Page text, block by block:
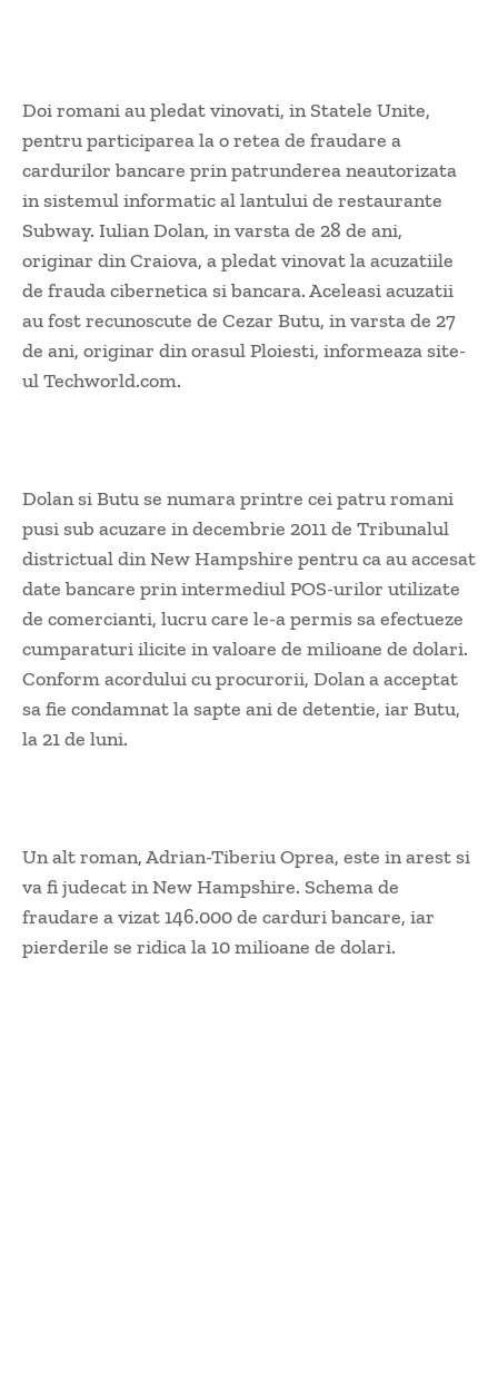
Doi romani au pledat vinovati, in Statele Unite,
pentru participarea la o retea de fraudare a
cardurilor bancare prin patrunderea neautorizata
in sistemul informatic al lantului de restaurante
Subway. Iulian Dolan, in varsta de 28 de ani,
originar din Craiova, a pledat vinovat la acuzatiile
de frauda cibernetica si bancara. Aceleasi acuzatii
au fost recunoscute de Cezar Butu, in varsta de 27
de ani, originar din orasul Ploiesti, informeaza site-
ul Techworld.com.
Dolan si Butu se numara printre cei patru romani
pusi sub acuzare in decembrie 2011 de Tribunalul
districtual din New Hampshire pentru ca au accesat
date bancare prin intermediul POS-urilor utilizate
de comercianti, lucru care le-a permis sa efectueze
cumparaturi ilicite in valoare de milioane de dolari.
Conform acordului cu procurorii, Dolan a acceptat
sa fie condamnat la sapte ani de detentie, iar Butu,
la 21 de luni.
Un alt roman, Adrian-Tiberiu Oprea, este in arest si
va fi judecat in New Hampshire. Schema de
fraudare a vizat 146.000 de carduri bancare, iar
pierderile se ridica la 10 milioane de dolari.